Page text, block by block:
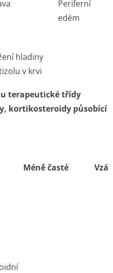
Periferní
edém
hladiny
v krvi
terapeutické třídy
kortikosteroidy působící
Méně časté